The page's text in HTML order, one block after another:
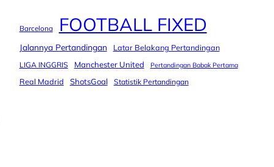
Barcelona FOOTBALL FIXED
Jalannya Pertandingan Latar Belakang Pertandingan
LIGA INGGRIS Manchester United Pertandingan Babak Pertama
Real Madrid ShotsGoal Statistik Pertandingan